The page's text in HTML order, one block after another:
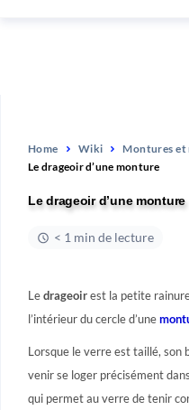
Home Wiki
Montures et
Le drageoir d’une monture
Le drageoir d’une monture
< 1 min de lecture
Ledrageoirest la petite
l’intérieur du cercle d’une
Lorsque le verre est taillé, son
venir se loger précisément
qui permet au verre de tenir